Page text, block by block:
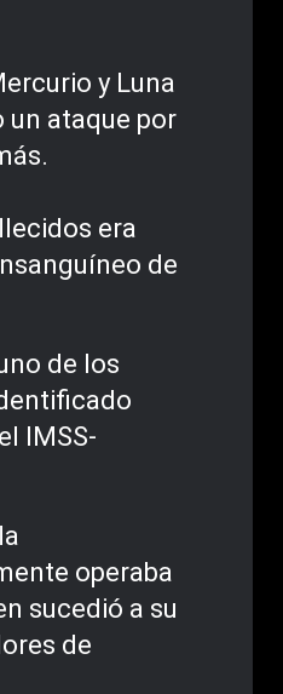
y Luna
un ataque por
era
de
de los
IMSS-
operaba
sucedió a su
de